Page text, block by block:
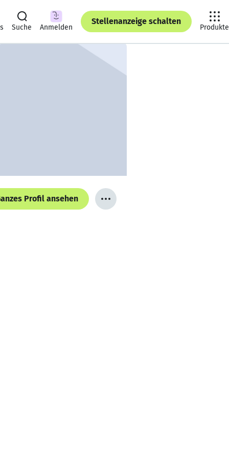
Suche Anmelden
Stellenanzeige schalten
Produkte
Profil ansehen